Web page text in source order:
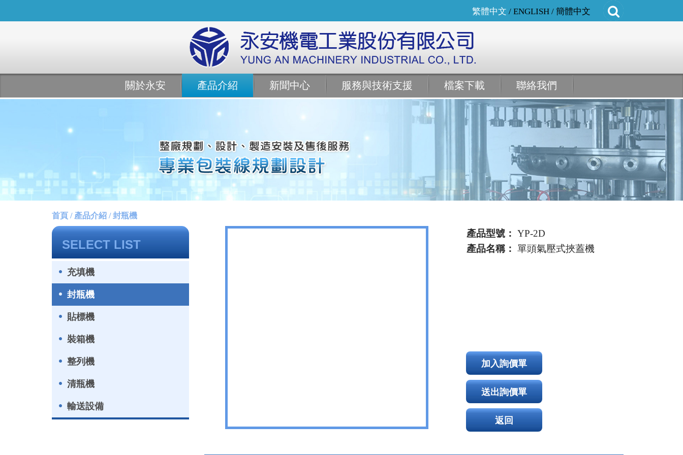
繁體中文 / ENGLISH / 簡體中文
關於永安 產品介紹 新聞中心 服務與技術支援 檔案下載 聯絡我們
首頁 / 產品介紹 / 封瓶機
SELECT LIST
充填機
封瓶機
貼標機
裝箱機
整列機
清瓶機
輸送設備
產品型號： YP-2D
產品名稱： 單頭氣壓式挾蓋機
加入詢價單
送出詢價單
返回